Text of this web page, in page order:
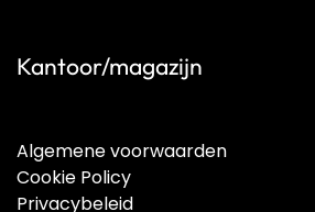
Kantoor/magazijn
Algemene voorwaarden
Cookie Policy
Privacybeleid